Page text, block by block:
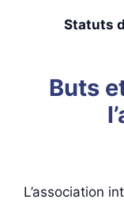
Statuts
Buts
L’association